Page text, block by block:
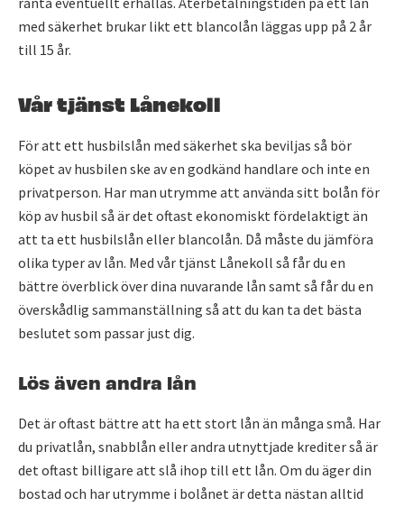
med säkerhet brukar likt ett blancolån läggas upp på 2 år
till 15 år.
Vår tjänst Lånekoll
För att ett husbilslån med säkerhet ska beviljas så bör
köpet av husbilen ske av en godkänd handlare och inte en
privatperson. Har man utrymme att använda sitt bolån för
köp av husbil så är det oftast ekonomiskt fördelaktigt än
att ta ett husbilslån eller blancolån. Då måste du jämföra
olika typer av lån. Med vår tjänst Lånekoll så får du en
bättre överblick över dina nuvarande lån samt så får du en
överskådlig sammanställning så att du kan ta det bästa
beslutet som passar just dig.
Lös även andra lån
Det är oftast bättre att ha ett stort lån än många små. Har
du privatlån, snabblån eller andra utnyttjade krediter så är
det oftast billigare att slå ihop till ett lån. Om du äger din
bostad och har utrymme i bolånet är detta nästan alltid